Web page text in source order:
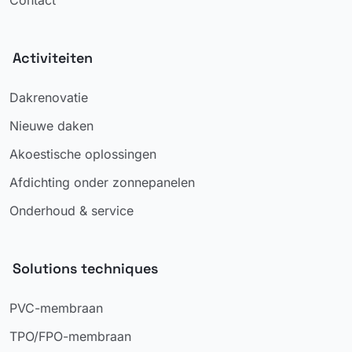
Activiteiten
Dakrenovatie
Nieuwe daken
Akoestische oplossingen
Afdichting onder zonnepanelen
Onderhoud & service
Solutions techniques
PVC-membraan
TPO/FPO-membraan